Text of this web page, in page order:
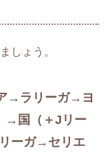
しょう。
→ラリーガ→ヨ
→国（＋Jリー
ーガ→セリエ